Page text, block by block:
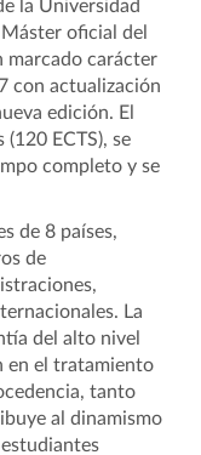
la Universidad
oficial del
marcado carácter
con actualización
edición. El
ECTS), se
completo y se
de 8 países,
de
La
del alto nivel
en el tratamiento
tanto
al dinamismo